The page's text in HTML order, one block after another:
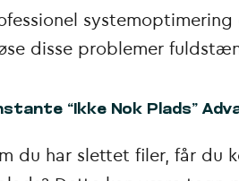
disse problemer
“Ikke Nok Plads”
du har slettet filer, får du